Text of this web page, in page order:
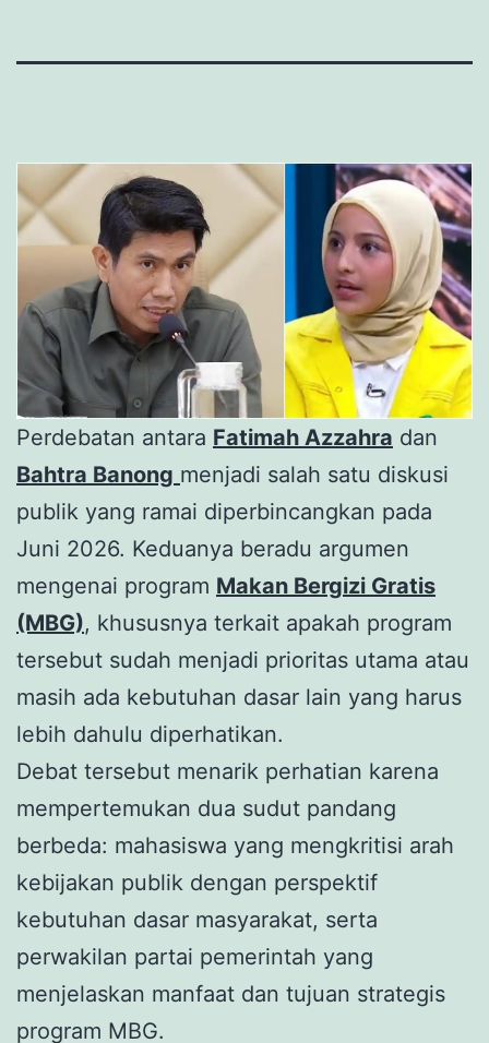
Perdebatan antara Fatimah Azzahra dan
Bahtra Banong menjadi salah satu diskusi
publik yang ramai diperbincangkan pada
Juni 2026. Keduanya beradu argumen
mengenai program Makan Bergizi Gratis
(MBG), khususnya terkait apakah program
tersebut sudah menjadi prioritas utama atau
masih ada kebutuhan dasar lain yang harus
lebih dahulu diperhatikan.
Debat tersebut menarik perhatian karena
mempertemukan dua sudut pandang
berbeda: mahasiswa yang mengkritisi arah
kebijakan publik dengan perspektif
kebutuhan dasar masyarakat, serta
perwakilan partai pemerintah yang
menjelaskan manfaat dan tujuan strategis
program MBG.